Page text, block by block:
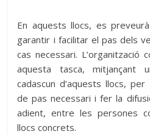
En aquests llocs, es
garantir i facilitar el pas dels
cas necessari. L’organització
aquesta tasca, mitjançant
cadascun d’aquests llocs,
de pas necessari i fer la
adient, entre les persones
llocs concrets.